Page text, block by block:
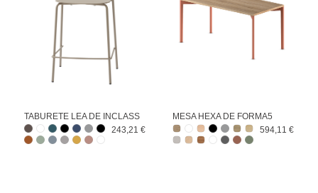
TABURETE LEA DE INCLASS
243,21 €
MESA HEXA DE FORMA5
594,11 €